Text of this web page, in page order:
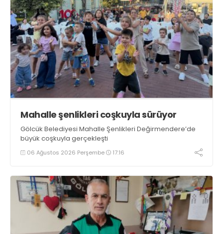
Mahalle şenlikleri coşkuyla sürüyor
Gölcük Belediyesi Mahalle Şenlikleri Değirmendere’de
büyük coşkuyla gerçekleşti
06 Ağustos 2026 Perşembe 17:16